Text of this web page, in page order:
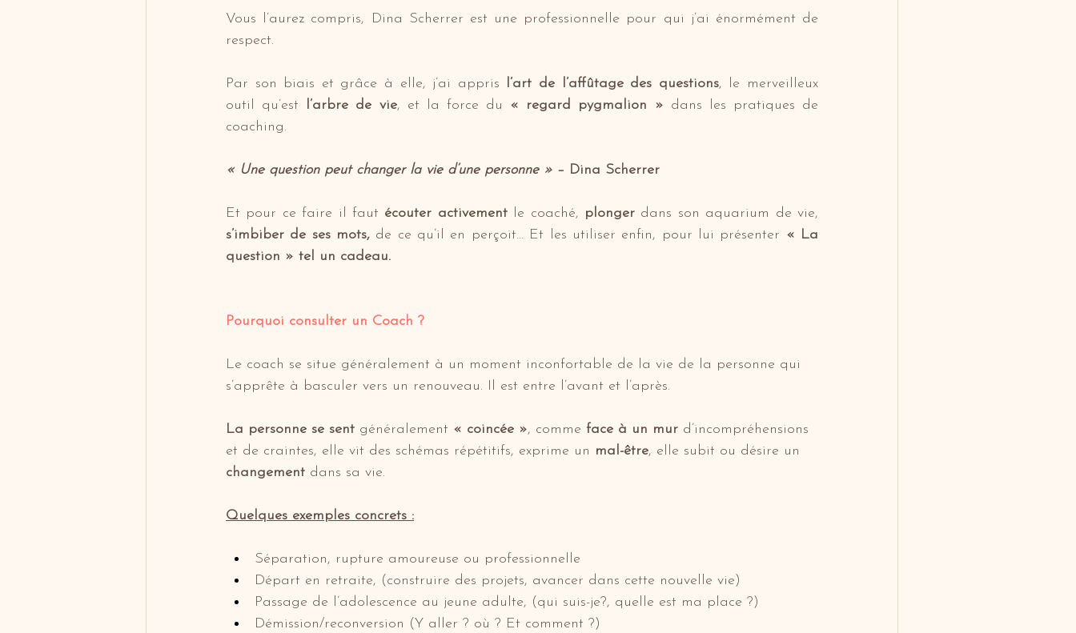
Vous l’aurez compris, Dina Scherrer est une professionnelle pour qui j’ai énormément de
respect.
Par son biais et grâce à elle, j’ai appris l’art de l’affûtage des questions, le merveilleux
outil qu’est
l’arbre de vie, et la force du « regard pygmalion » dans les pratiques de
coaching.
« Une question peut changer la vie d’une personne » – Dina Scherrer
Et pour ce faire il faut écouter activement le coaché, plonger
s’imbiber de ses mots, de ce qu’il en perçoit… Et les utiliser enfin, pour lui présenter « La
question » tel un cadeau.
Pourquoi consulter un Coach ?
Le coach se situe généralement à un moment inconfortable de la vie de la personne qui
s’apprête à basculer vers un renouveau. Il est entre l’avant et l’après.
La personne se sent généralement « coincée », comme face à un mur d’incompréhensions
et de craintes, elle vit des schémas répétitifs, exprime un mal-être, elle subit ou désire un
changement dans sa vie.
Quelques exemples concrets :
Séparation, rupture amoureuse ou professionnelle
Départ en retraite, (construire des projets, avancer dans cette nouvelle vie)
Passage de l’adolescence au jeune adulte, (qui suis-je?, quelle est ma place ?)
Démission/reconversion (Y aller ? où ? Et comment ?)